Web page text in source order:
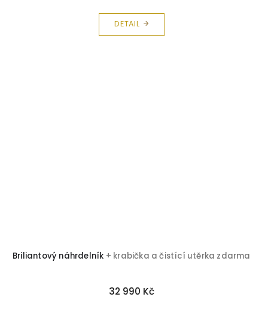
DETAIL
Briliantový náhrdelník + krabička a čistící utěrka zdarma
32 990 Kč